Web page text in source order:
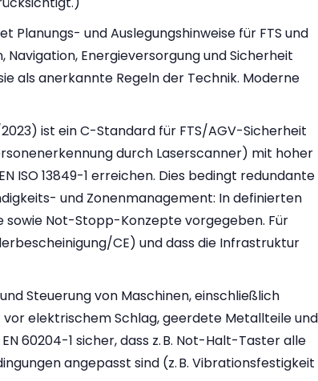
Planungs- und Auslegungshinweise für FTS und
Energieversorgung und Sicherheit
als anerkannte Regeln der Technik. Moderne
ist ein C-Standard für FTS/AGV-Sicherheit
durch Laserscanner) mit hoher
ISO 13849-1 erreichen. Dies bedingt redundante
und Zonenmanagement: In definierten
sowie Not-Stopp-Konzepte vorgegeben. Für
CE) und dass die Infrastruktur
Steuerung von Maschinen, einschließlich
elektrischem Schlag, geerdete Metallteile und
60204-1 sicher, dass z. B. Not-Halt-Taster alle
angepasst sind (z. B. Vibrationsfestigkeit